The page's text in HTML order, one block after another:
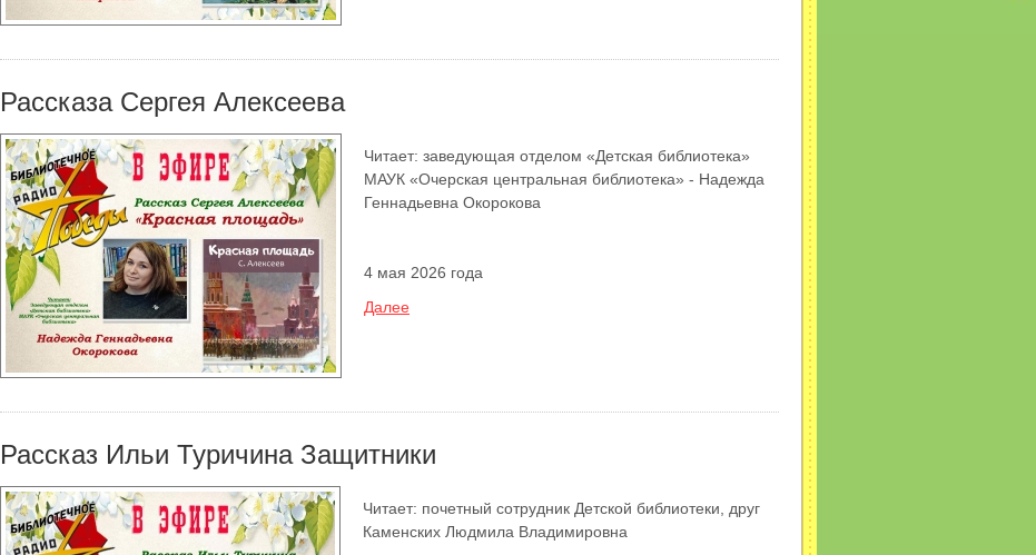
Рассказа Сергея Алексеева
Читает: заведующая отделом «Детская библиотека»
МАУК «Очерская центральная библиотека» - Надежда
Геннадьевна Окорокова
4 мая 2026 года
Далее
Рассказ Ильи Туричина Защитники
Читает: почетный сотрудник Детской библиотеки, друг
Каменских Людмила Владимировна